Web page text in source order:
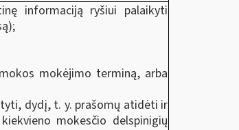
informaciją ryšiui palaikyti
mokėjimo terminą, arba
dydį, t. y. prašomų atidėti ir
mokesčio delspinigių